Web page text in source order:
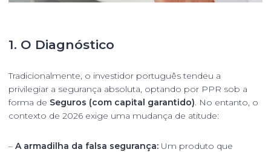
1. O Diagnóstico
Tradicionalmente, o investidor português tendeu a
privilegiar a segurança absoluta, optando por PPR sob a
forma de Seguros (com capital garantido). No entanto, o
contexto de 2026 exige uma mudança de atitude:
– A armadilha da falsa segurança: Um produto que